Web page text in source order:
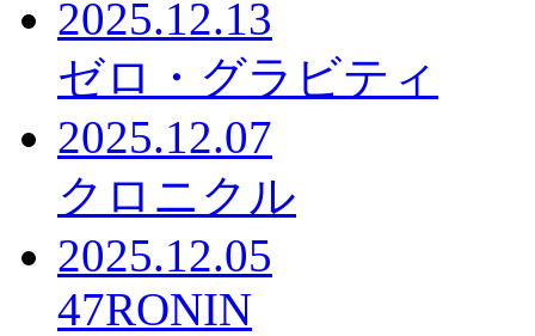
2025.12.13
ゼロ・グラビティ
2025.12.07
クロニクル
2025.12.05
47RONIN